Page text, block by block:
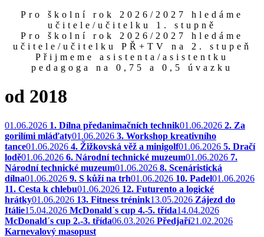
Pro školní rok 2026/2027 hledáme
učitele/učitelku 1. stupně
Pro školní rok 2026/2027 hledáme
učitele/učitelku PŘ+TV na 2. stupeň
Přijmeme asistenta/asistentku
pedagoga na 0,75 a 0,5 úvazku
od 2018
01.06.2026 1. Dílna předanimačních technik01.06.2026 2. Za
gorilími mláďaty01.06.2026 3. Workshop kreativního
tance01.06.2026 4. Žižkovská věž a minigolf01.06.2026 5. Dračí
lodě01.06.2026 6. Národní technické muzeum01.06.2026 7.
Národní technické muzeum01.06.2026 8. Scenáristická
dílna01.06.2026 9. S kůží na trh01.06.2026 10. Padel01.06.2026
11. Cesta k chlebu01.06.2026 12. Futurento a logické
hrátky01.06.2026 13. Fitness trénink13.05.2026 Zájezd do
Itálie15.04.2026 McDonald´s cup 4.-5. třída14.04.2026
McDonald´s cup 2.-3. třída06.03.2026 Předjaří21.02.2026
Karnevalový masopust